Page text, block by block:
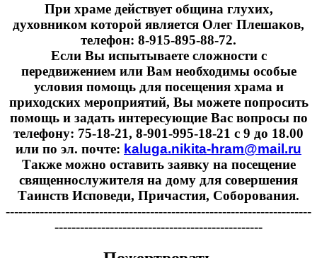
При храме действует община глухих,
духовником которой является Олег Плешаков,
телефон: 8-915-895-88-72.
Если Вы испытываете сложности с
передвижением или Вам необходимы особые
условия помощь для посещения храма и
приходских мероприятий, Вы можете попросить
помощь и задать интересующие Вас вопросы по
телефону: 75-18-21, 8-901-995-18-21 с 9 до 18.00
или по эл. почте: kaluga.nikita-hram@mail.ru
Также можно оставить заявку на посещение
священнослужителя на дому для совершения
Таинств Исповеди, Причастия, Соборования.
------------------------------------------------------------------------
-------------------------------------------------